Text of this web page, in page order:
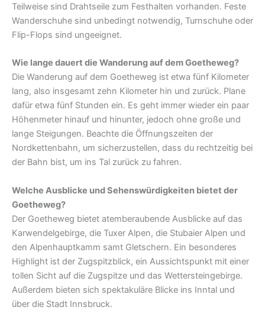
Teilweise sind Drahtseile zum Festhalten vorhanden. Feste
Wanderschuhe sind unbedingt notwendig, Turnschuhe oder
Flip-Flops sind ungeeignet.
Wie lange dauert die Wanderung auf dem Goetheweg?
Die Wanderung auf dem Goetheweg ist etwa fünf Kilometer
lang, also insgesamt zehn Kilometer hin und zurück. Plane
dafür etwa fünf Stunden ein. Es geht immer wieder ein paar
Höhenmeter hinauf und hinunter, jedoch ohne große und
lange Steigungen. Beachte die Öffnungszeiten der
Nordkettenbahn, um sicherzustellen, dass du rechtzeitig bei
der Bahn bist, um ins Tal zurück zu fahren.
Welche Ausblicke und Sehenswürdigkeiten bietet der
Goetheweg?
Der Goetheweg bietet atemberaubende Ausblicke auf das
Karwendelgebirge, die Tuxer Alpen, die Stubaier Alpen und
den Alpenhauptkamm samt Gletschern. Ein besonderes
Highlight ist der Zugspitzblick, ein Aussichtspunkt mit einer
tollen Sicht auf die Zugspitze und das Wettersteingebirge.
Außerdem bieten sich spektakuläre Blicke ins Inntal und
über die Stadt Innsbruck.